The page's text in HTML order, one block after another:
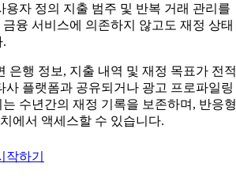
자 정의 지출 범주 및 반복 거래 관리를
융 서비스에 의존하지 않고도 재정 상태
.
은행 정보, 지출 내역 및 재정 목표가 전적
플랫폼과 공유되거나 광고 프로파일링
수년간의 재정 기록을 보존하며, 반응형
에서 액세스할 수 있습니다.
작하기